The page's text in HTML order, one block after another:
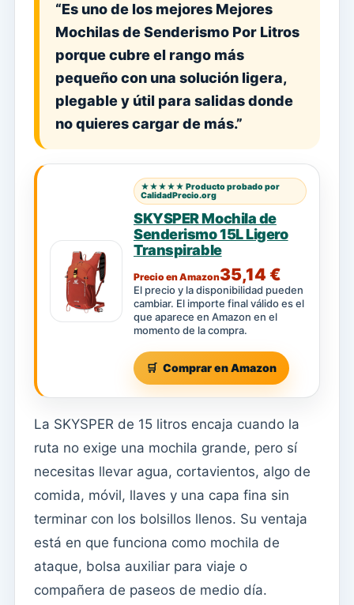
“Es uno de los mejores Mejores
Mochilas de Senderismo Por Litros
porque cubre el rango más
pequeño con una solución ligera,
plegable y útil para salidas donde
no quieres cargar de más.”
★★★★★ Producto probado por
CalidadPrecio.org
SKYSPER Mochila de
Senderismo 15L Ligero
Transpirable
Precio en Amazon35,14 €
El precio y la disponibilidad pueden
cambiar. El importe final válido es el
que aparece en Amazon en el
momento de la compra.
Comprar en Amazon
La SKYSPER de 15 litros encaja cuando la
ruta no exige una mochila grande, pero sí
necesitas llevar agua, cortavientos, algo de
comida, móvil, llaves y una capa fina sin
terminar con los bolsillos llenos. Su ventaja
está en que funciona como mochila de
ataque, bolsa auxiliar para viaje o
compañera de paseos de medio día.